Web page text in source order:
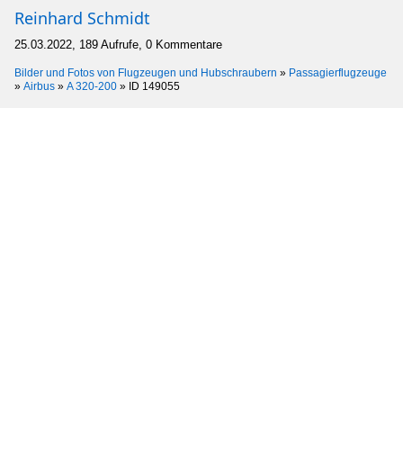
Reinhard Schmidt
25.03.2022, 189 Aufrufe, 0 Kommentare
Bilder und Fotos von Flugzeugen und Hubschraubern » Passagierflugzeuge
» Airbus » A 320-200 » ID 149055